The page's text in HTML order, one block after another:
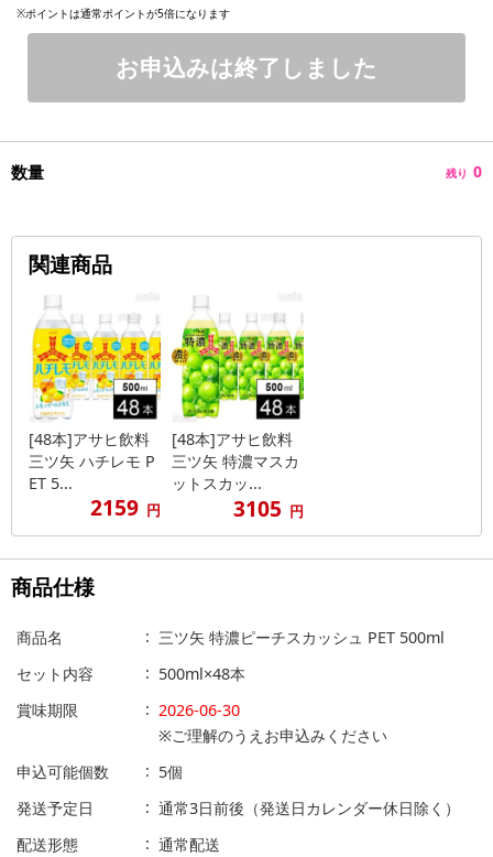
※ポイントは通常ポイントが5倍になります
お申込みは終了しました
数量 残り 0
関連商品
[48本]アサヒ飲料
三ツ矢 ハチレモ P
ET 5...
2159 円
[48本]アサヒ飲料
三ツ矢 特濃マスカ
ットスカッ...
3105 円
商品仕様
商品名
三ツ矢 特濃ピーチスカッシュ PET 500ml
セット内容
500ml×48本
賞味期限
2026-06-30
※ご理解のうえお申込みください
申込可能個数
5個
発送予定日
通常3日前後（発送日カレンダー休日除く）
配送形態
通常配送